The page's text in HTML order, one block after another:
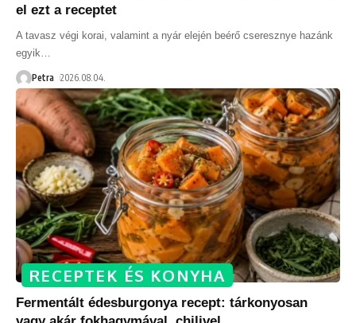
el ezt a receptet
A tavasz végi korai, valamint a nyár elején beérő cseresznye hazánk
egyik
Petra 2026.08.04.
RECEPTEK ÉS KONYHA
Fermentált édesburgonya recept: tárkonyosan